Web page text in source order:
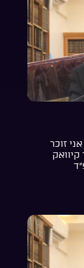
זוכר
קיוואק